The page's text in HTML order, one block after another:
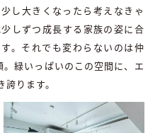
し大きくなったら考えなきゃ
しずつ成長する家族の姿に合
。それでも変わらないのは仲
緑いっぱいのこの空間に、エ
ります。